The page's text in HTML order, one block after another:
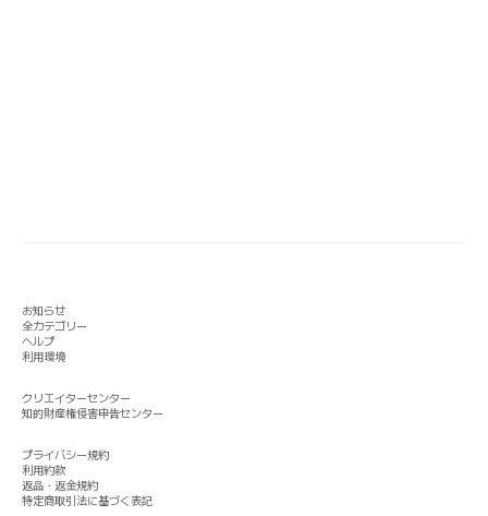
お知らせ
全カテゴリー
ヘルプ
利用環境
クリエイターセンター
知的財産権侵害申告センター
プライバシー規約
利用約款
返品・返金規約
特定商取引法に基づく表記